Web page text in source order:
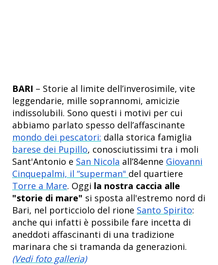
BARI – Storie al limite dell’inverosimile, vite
leggendarie, mille soprannomi, amicizie
indissolubili. Sono questi i motivi per cui
abbiamo parlato spesso dell’affascinante
mondo dei pescatori: dalla storica famiglia
barese dei Pupillo, conosciutissimi tra i moli
Sant'Antonio e San Nicola all’84enne Giovanni
Cinquepalmi, il “superman" del quartiere
Torre a Mare. Oggi la nostra caccia alle
"storie di mare" si sposta all'estremo nord di
Bari, nel porticciolo del rione Santo Spirito:
anche qui infatti è possibile fare incetta di
aneddoti affascinanti di una tradizione
marinara che si tramanda da generazioni.
(Vedi foto galleria)